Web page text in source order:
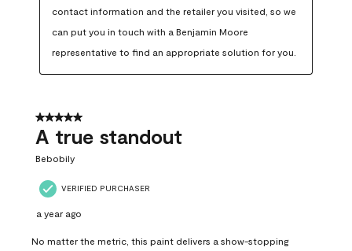
contact information and the retailer you visited, so we
can put you in touch with a Benjamin Moore
representative to find an appropriate solution for you.
5 out of 5 stars.
A true standout
Bebobily
VERIFIED PURCHASER
a year ago
No matter the metric, this paint delivers a show-stopping